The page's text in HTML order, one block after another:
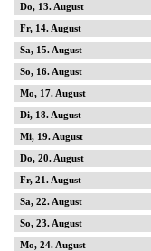
13
14
15
16
17
18
19
20
21
22
23
24